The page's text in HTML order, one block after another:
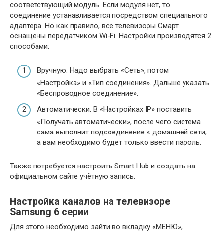
соответствующий модуль. Если модуля нет, то
соединение устанавливается посредством специального
адаптера. Но как правило, все телевизоры Смарт
оснащены передатчиком Wi-Fi. Настройки производятся 2
способами:
Вручную. Надо выбрать «Сеть», потом
«Настройка» и «Тип соединения». Дальше указать
«Беспроводное соединение».
Автоматически. В «Настройках IP» поставить
«Получать автоматически», после чего система
сама выполнит подсоединение к домашней сети,
а вам необходимо будет только ввести пароль.
Также потребуется настроить Smart Hub и создать на
официальном сайте учётную запись.
Настройка каналов на телевизоре
Samsung 6 серии
Для этого необходимо зайти во вкладку «МЕНЮ»,